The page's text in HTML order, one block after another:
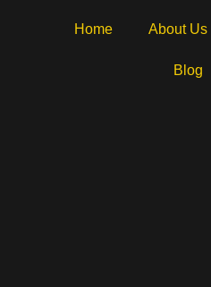
Home About Us
Blog